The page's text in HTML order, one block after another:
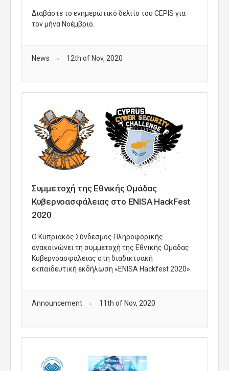
Διαβάστε το ενημερωτικό δελτίο του CEPIS για
τον μήνα Νοέμβριο.
News 12th of Nov, 2020
Συμμετοχή της Εθνικής Ομάδας
Κυβερνοασφάλειας στο ENISA HackFest
2020
Ο Κυπριακός Σύνδεσμος Πληροφορικής
ανακοινώνει τη συμμετοχή της Εθνικής Ομάδας
Κυβερνοασφάλειας στη διαδικτυακή
εκπαιδευτική εκδήλωση «ENISA Hackfest 2020».
Announcement 11th of Nov, 2020